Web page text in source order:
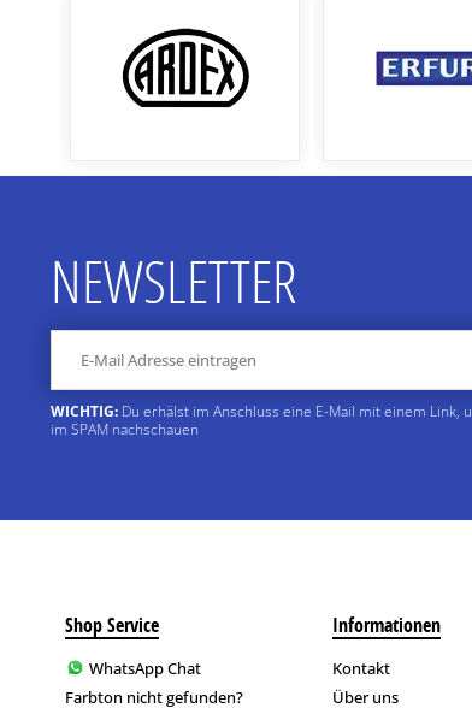
NEWSLETTER
WICHTIG: Du erhälst im Anschluss eine E-Mail mit einem
im SPAM nachschauen
Shop Service
WhatsApp Chat
Farbton nicht gefunden?
Informationen
Kontakt
Über uns